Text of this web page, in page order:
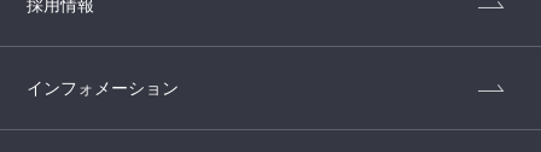
採用情報
インフォメーション